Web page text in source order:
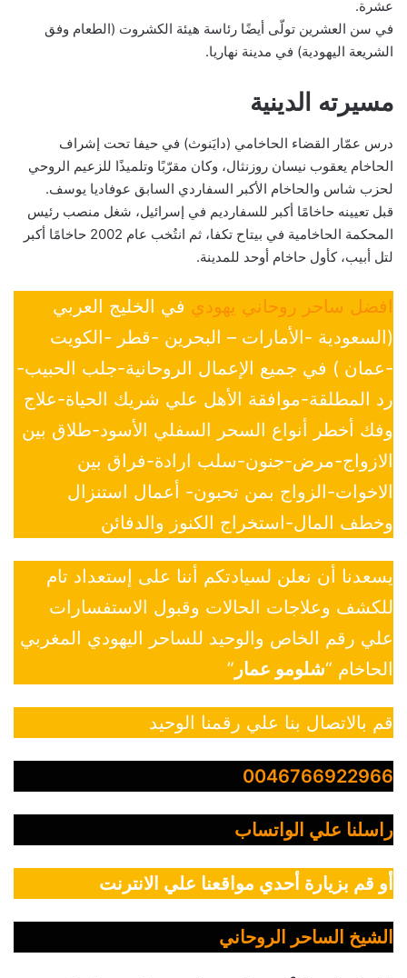
عشرة.
في سن العشرين تولّى أيضًا رئاسة هيئة الكشروت (الطعام وفق
الشريعة اليهودية) في مدينة نهاريا.
مسيرته الدينية
درس عمّار القضاء الحاخامي (دايَنوث) في حيفا تحت إشراف
الحاخام يعقوب نيسان روزنثال، وكان مقرّبًا وتلميذًا للزعيم الروحي
لحزب شاس والحاخام الأكبر السفاردي السابق عوفاديا يوسف.
قبل تعيينه حاخامًا أكبر للسفارديم في إسرائيل، شغل منصب رئيس
المحكمة الحاخامية في بيتاح تكفا، ثم انتُخب عام 2002 حاخامًا أكبر
لتل أبيب، كأول حاخام أوحد للمدينة.
افضل ساحر روحاني يهودي في الخليج العربي
(السعودية -الأمارات – البحرين -قطر -الكويت
-عمان ) في جميع الإعمال الروحانية-جلب الحبيب-
رد المطلقة-موافقة الأهل علي شريك الحياة-علاج
وفك أخطر أنواع السحر السفلي الأسود-طلاق بين
الازواج-مرض-جنون-سلب ارادة-فراق بين
الاخوات-الزواج بمن تحبون- أعمال استنزال
وخطف المال-استخراج الكنوز والدفائن
يسعدنا أن نعلن لسيادتكم أننا على إستعداد تام
للكشف وعلاجات الحالات وقبول الاستفسارات
علي رقم الخاص والوحيد للساحر اليهودي المغربي
الحاخام “شلومو عمار ”
قم بالاتصال بنا علي رقمنا الوحيد
0046766922966
راسلنا علي الواتساب
أو قم بزيارة أحدي مواقعنا علي الانترنت
الشيخ الساحر الروحاني